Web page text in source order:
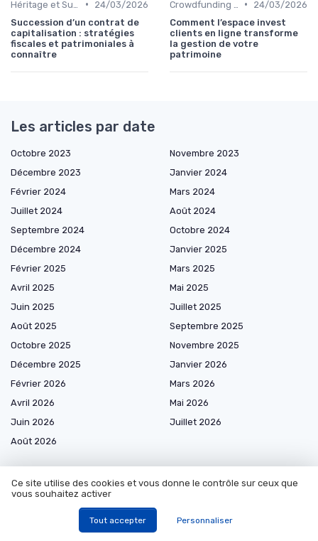
•
24/03/2026
Succession d’un contrat de
capitalisation : stratégies
fiscales et patrimoniales à
connaître
•
24/03/2026
Comment l’espace invest
clients en ligne transforme
la gestion de votre
patrimoine
Les articles par date
Octobre 2023
Novembre 2023
Décembre 2023
Janvier 2024
Février 2024
Mars 2024
Juillet 2024
Août 2024
Septembre 2024
Octobre 2024
Décembre 2024
Janvier 2025
Février 2025
Mars 2025
Avril 2025
Mai 2025
Juin 2025
Juillet 2025
Août 2025
Septembre 2025
Octobre 2025
Novembre 2025
Décembre 2025
Janvier 2026
Février 2026
Mars 2026
Avril 2026
Mai 2026
Juin 2026
Juillet 2026
Août 2026
Comprendre le prélèvement par Natixis Financement
Ce site utilise des cookies et vous donne le contrôle sur ceux que
vous souhaitez activer
Tout accepter Personnaliser